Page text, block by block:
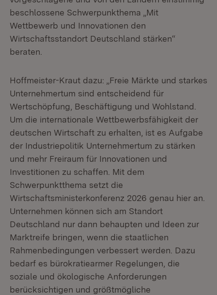
beschlossene Schwerpunkthema „Mit
Wettbewerb und Innovationen den
Wirtschaftsstandort Deutschland stärken“
beraten.
Hoffmeister-Kraut dazu: „Freie Märkte und starkes
Unternehmertum sind entscheidend für
Wertschöpfung, Beschäftigung und Wohlstand.
Um die internationale Wettbewerbsfähigkeit der
deutschen Wirtschaft zu erhalten, ist es Aufgabe
der Industriepolitik Unternehmertum zu stärken
und mehr Freiraum für Innovationen und
Investitionen zu schaffen. Mit dem
Schwerpunktthema setzt die
Wirtschaftsministerkonferenz 2026 genau hier an.
Unternehmen können sich am Standort
Deutschland nur dann behaupten und Ideen zur
Marktreife bringen, wenn die staatlichen
Rahmenbedingungen verbessert werden. Dazu
bedarf es bürokratiearmer Regelungen, die
soziale und ökologische Anforderungen
berücksichtigen und größtmögliche